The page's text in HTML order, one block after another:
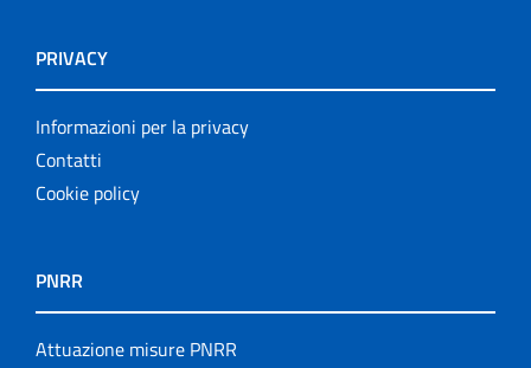
PRIVACY
Informazioni per la privacy
Contatti
Cookie policy
PNRR
Attuazione misure PNRR